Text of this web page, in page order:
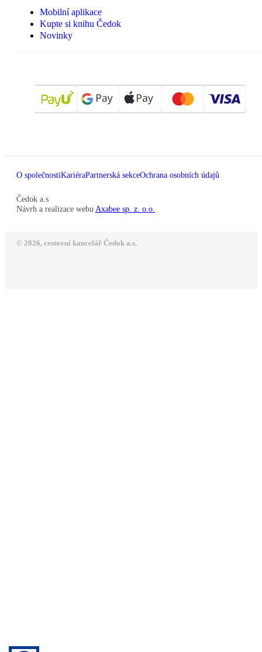
Mobilní aplikace
Kupte si knihu Čedok
Novinky
O společnostiKariéraPartnerská sekceOchrana osobních údajů
Čedok a.s
Návrh a realizace webu Axabee sp. z. o.o.
© 2026, cestovní kancelář Čedok a.s.